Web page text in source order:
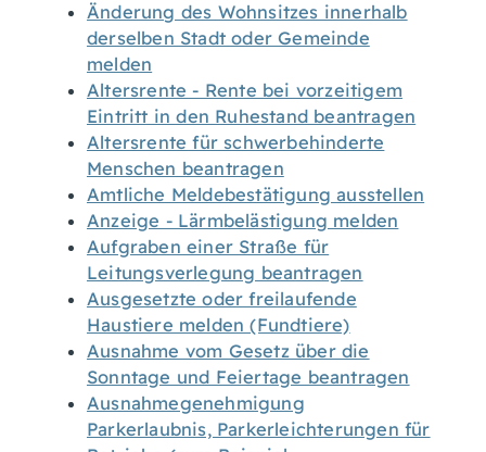
Änderung des Wohnsitzes innerhalb
derselben Stadt oder Gemeinde
melden
Altersrente - Rente bei vorzeitigem
Eintritt in den Ruhestand beantragen
Altersrente für schwerbehinderte
Menschen beantragen
Amtliche Meldebestätigung ausstellen
Anzeige - Lärmbelästigung melden
Aufgraben einer Straße für
Leitungsverlegung beantragen
Ausgesetzte oder freilaufende
Haustiere melden (Fundtiere)
Ausnahme vom Gesetz über die
Sonntage und Feiertage beantragen
Ausnahmegenehmigung
Parkerlaubnis, Parkerleichterungen für